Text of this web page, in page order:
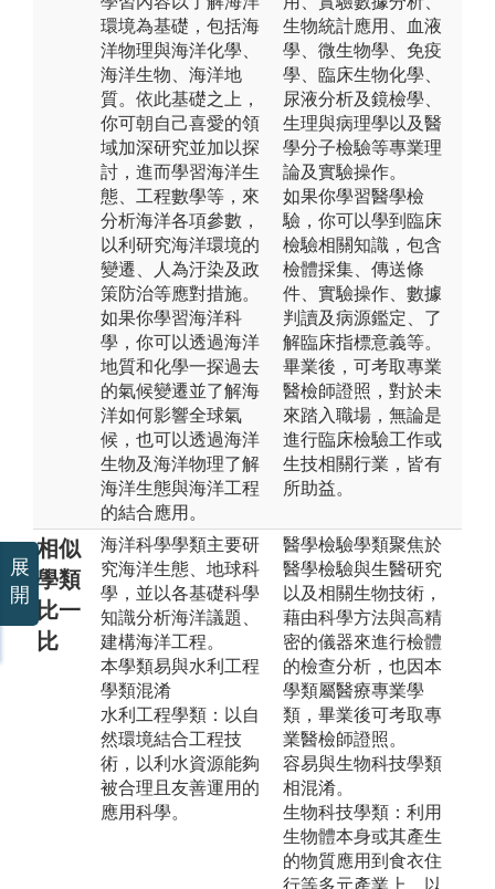
環境為基礎，包括海
洋物理與海洋化學、
海洋生物、海洋地
質。依此基礎之上，
你可朝自己喜愛的領
域加深研究並加以探
討，進而學習海洋生
態、工程數學等，來
分析海洋各項參數，
以利研究海洋環境的
變遷、人為汙染及政
策防治等應對措施。
如果你學習海洋科
學，你可以透過海洋
地質和化學一探過去
的氣候變遷並了解海
洋如何影響全球氣
候，也可以透過海洋
生物及海洋物理了解
海洋生態與海洋工程
的結合應用。
生物統計應用、血液
學、微生物學、免疫
學、臨床生物化學、
尿液分析及鏡檢學、
生理與病理學以及醫
學分子檢驗等專業理
論及實驗操作。
如果你學習醫學檢
驗，你可以學到臨床
檢驗相關知識，包含
檢體採集、傳送條
件、實驗操作、數據
判讀及病源鑑定、了
解臨床指標意義等。
畢業後，可考取專業
醫檢師證照，對於未
來踏入職場，無論是
進行臨床檢驗工作或
生技相關行業，皆有
所助益。
相似
學類
比一
比
海洋科學學類主要研
究海洋生態、地球科
學，並以各基礎科學
知識分析海洋議題、
建構海洋工程。
本學類易與水利工程
學類混淆
水利工程學類：以自
然環境結合工程技
術，以利水資源能夠
被合理且友善運用的
應用科學。
醫學檢驗學類聚焦於
醫學檢驗與生醫研究
以及相關生物技術，
藉由科學方法與高精
密的儀器來進行檢體
的檢查分析，也因本
學類屬醫療專業學
類，畢業後可考取專
業醫檢師證照。
容易與生物科技學類
相混淆。
生物科技學類：利用
生物體本身或其產生
的物質應用到食衣住
行等多元產業上，以
展
開